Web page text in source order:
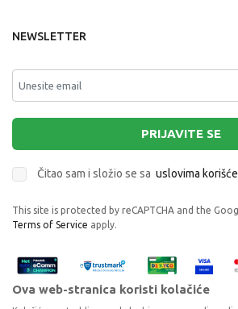
NEWSLETTER
PRIJAVITE SE
Čitao sam i složio se sa uslovima
This site is protected by reCAPTCHA and the
Terms of Service apply.
Ova web-stranica koristi kolačiće